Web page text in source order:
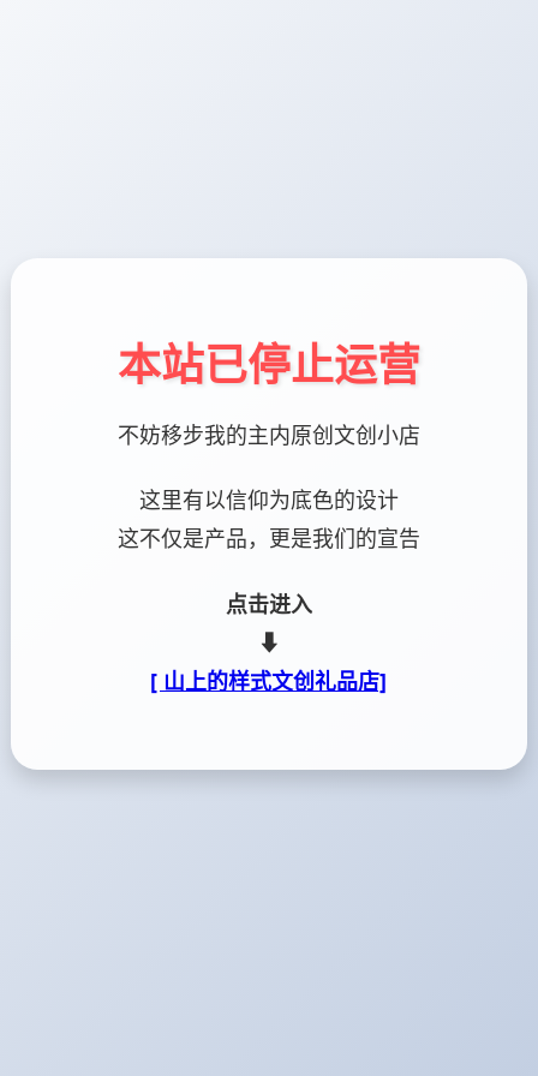
本站已停止运营
不妨移步我的主内原创文创小店
这里有以信仰为底色的设计
这不仅是产品，更是我们的宣告
点击进入
⬇
[ 山上的样式文创礼品店]